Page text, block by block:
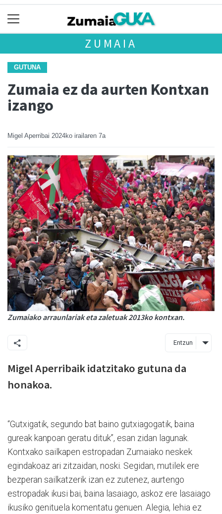
ZUMAIA
GUTUNA
Zumaia ez da aurten Kontxan
izango
Migel Aperribai 2024ko irailaren 7a
Zumaiako arraunlariak eta zaletuak 2013ko kontxan.
Entzun
Migel Aperribaik idatzitako gutuna da
honakoa.
“Gutxigatik, segundo bat baino gutxiagogatik, baina
gureak kanpoan geratu dituk”, esan zidan lagunak.
Kontxako sailkapen estropadan Zumaiako neskek
egindakoaz ari zitzaidan, noski. Segidan, mutilek ere
bezperan sailkatzerik izan ez zutenez, aurtengo
estropadak ikusi bai, baina lasaiago, askoz ere lasaiago
ikusiko genituela komentatu genuen. Alegia, lehia ez